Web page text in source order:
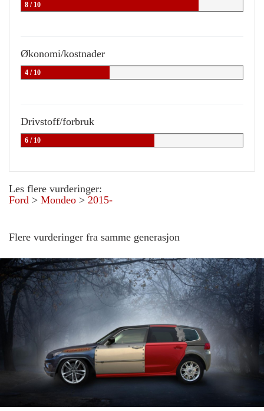
8 / 10
Økonomi/kostnader
4 / 10
Drivstoff/forbruk
6 / 10
Les flere vurderinger:
Ford > Mondeo > 2015-
Flere vurderinger fra samme generasjon